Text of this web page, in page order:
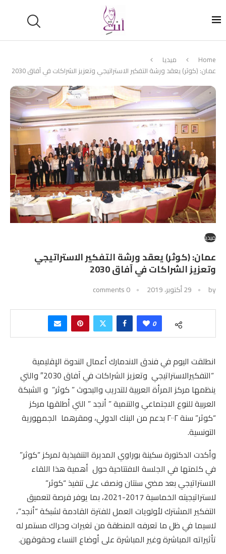
Home
ميديا
عمان: (كوثر) يعقد ورشة التفكير الاستراتيجي وتعزيز الشراكات في آفاق 2030
ميديا
عمان: (كوثر) يعقد ورشة التفكير الاستراتيجي
وتعزيز الشراكات في آفاق 2030
by 29 أكتوبر، 2019 0 comments
0
انطلقت اليوم في فندق الاندمارك أعمال الندوة الإقليمية
“التفكيرالاستراتيجي وتعزيز الشراكات في آفاق 2030″ والتي
ينظمها مركز المرأة العربية للتدريب والبحوث ” كوثر” و الشبكة
العربية للنوع الاجتماعي والتنمية ” أنجد ” التي أطلقها مركز
“كوثر” سنة ٢٠٠٢ بدعم من البنك الدولي، ومقرهما الجمهورية
التونسية.
وأكدت الدكتورة سكينة بوراوي المديرة التنفيذية لمركز “كوثر”
في كلمتها في الجلسة الافتتاحية حول أهمية هذا اللقاء
الاستراتيجي بعد مضي سنتان ونصف على تنفيذ “كوثر”
لاستراتيجيته الخماسية 2017-2021، بما يوفر فرصة لتعميق
التفكير المشترك لأولويات العمل للفترة القادمة لشبكة “أنجد”،
لاسيما في ظل ما تعرفه المنطقة من تغيرات وحراك مستمر له
تأثيراته المباشرة وغير المباشرة على أوضاع النساء وحقوقهن.